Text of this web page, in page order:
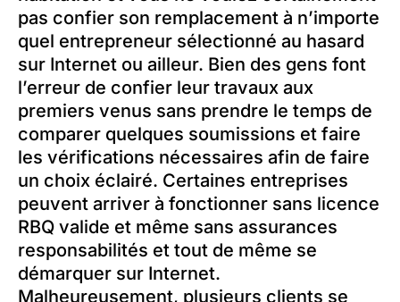
pas confier son remplacement à n’importe
quel entrepreneur sélectionné au hasard
sur Internet ou ailleur. Bien des gens font
l’erreur de confier leur travaux aux
premiers venus sans prendre le temps de
comparer quelques soumissions et faire
les vérifications nécessaires afin de faire
un choix éclairé. Certaines entreprises
peuvent arriver à fonctionner sans licence
RBQ valide et même sans assurances
responsabilités et tout de même se
démarquer sur Internet.
Malheureusement, plusieurs clients se